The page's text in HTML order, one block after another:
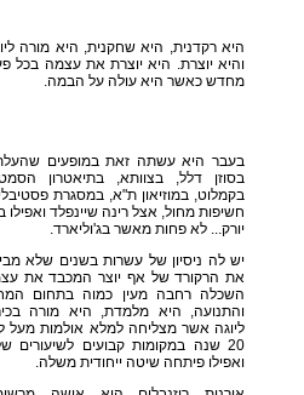
היא רקדנית, היא שחקנית, היא מורה
והיא יוצרת. היא יוצרת את עצמה בכל
מחדש כאשר היא עולה על הבמה.
בעבר היא עשתה זאת במופעים
בסוזן דלל, בצוותא, בתיאטרון
בקמלוט, במוזיאון ת"א, במסגרת
חשיפות מחול, אצל רינה שיינפלד ואפילו
יורק... לא פחות מאשר בג'וליארד.
יש לה ניסיון של עשרות בשנים שלא
את הרקורד של אף יוצר המכבד את
השכלה רחבה מעין כמוה בתחום
והתנועה, היא מלמדת, היא מורה
ליוגה אשר מצליחה למלא אולמות מעל
20 שנה במקומות קבועים לשיעורים
ואפילו פיתחה שיטה ייחודית משלה.